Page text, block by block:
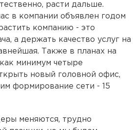
расти дальше.
в компании объявлен годом
компанию - это
а держать качество услуг на
Также в планах на
минимум четыре
новый головной офис,
формирование сети - 15
меняются, трудно